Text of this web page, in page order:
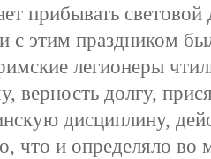
прибывать световой
с этим праздником
легионеры
верность долгу,
дисциплину,
что и определяло